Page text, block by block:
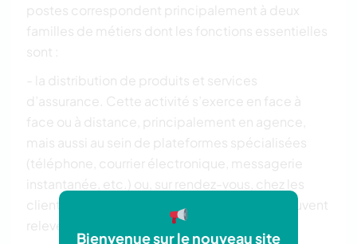
Bienvenue sur le nouveau site
postes correspondent principalement à deux
familles de métiers dont les fonctions essentielles
sont :
- la distribution de produits et services
d’assurance. Cette activité s’exerce en face à
face ou à distance, principalement en agence,
mais aussi au sein de plateformes spécialisées
(téléphone, courrier électronique, messagerie
instantanée, etc.) ou, sur rendez-vous, chez les
clients et prospects. Les conseils donnés peuvent
relever des assurances de biens et de